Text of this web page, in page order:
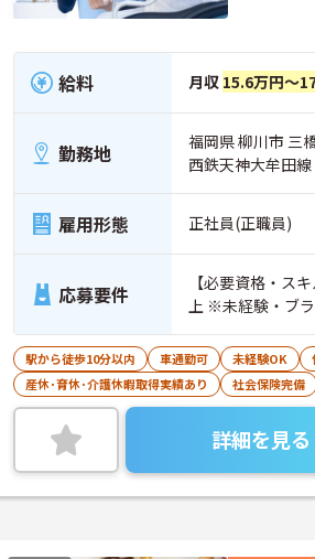
給料 月収 15.6万円～
勤務地
福岡県 柳川市 三
西鉄天神大牟田
雇用形態 正社員(正職員)
応募要件
【必要資格・ス
上 ※未経験・ブ
駅から徒歩10分以内 車通勤可 未経験OK
産休･育休･介護休暇取得実績あり
社会保険完備
詳細を見る